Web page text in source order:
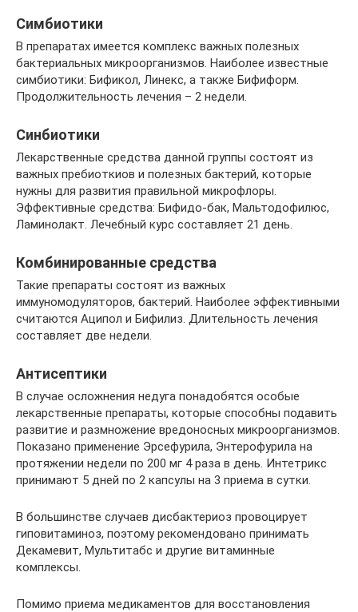
Симбиотики
В препаратах имеется комплекс важных полезных
бактериальных микроорганизмов. Наиболее известные
симбиотики: Бификол, Линекс, а также Бифиформ.
Продолжительность лечения – 2 недели.
Синбиотики
Лекарственные средства данной группы состоят из
важных пребиоткиов и полезных бактерий, которые
нужны для развития правильной микрофлоры.
Эффективные средства: Бифидо-бак, Мальтодофилюс,
Ламинолакт. Лечебный курс составляет 21 день.
Комбинированные средства
Такие препараты состоят из важных
иммуномодуляторов, бактерий. Наиболее эффективными
считаются Аципол и Бифилиз. Длительность лечения
составляет две недели.
Антисептики
В случае осложнения недуга понадобятся особые
лекарственные препараты, которые способны подавить
развитие и размножение вредоносных микроорганизмов.
Показано применение Эрсефурила, Энтерофурила на
протяжении недели по 200 мг 4 раза в день. Интетрикс
принимают 5 дней по 2 капсулы на 3 приема в сутки.
В большинстве случаев дисбактериоз провоцирует
гиповитаминоз, поэтому рекомендовано принимать
Декамевит, Мультитабс и другие витаминные
комплексы.
Помимо приема медикаментов для восстановления